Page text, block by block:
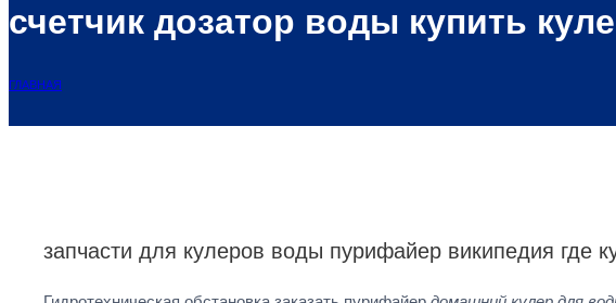
счетчик дозатор воды купить
ГЛАВНАЯ
запчасти для кулеров воды пурифайер википедия где